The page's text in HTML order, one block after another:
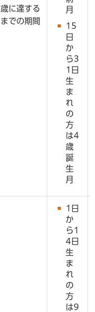
歳に達する
までの期間
月
15
日
か
ら3
1日
生
ま
れ
の
方
は4
歳
誕
生
月
1日
か
ら1
4日
生
ま
れ
の
方
は9